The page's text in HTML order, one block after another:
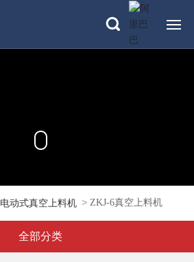
电动式真空上料机 ZKJ-6真空上料机
全部分类